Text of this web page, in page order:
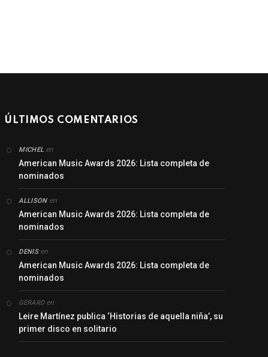
ÚLTIMOS COMENTARIOS
MICHEL en
American Music Awards 2026: Lista completa de
nominados
ALLISONen
American Music Awards 2026: Lista completa de
nominados
DENISen
American Music Awards 2026: Lista completa de
nominados
GERARDen
Leire Martínez publica ‘Historias de aquella niña’, su
primer disco en solitario